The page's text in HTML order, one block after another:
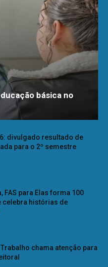
básica no
divulgado resultado de
para o 2º semestre
FAS para Elas forma 100
celebra histórias de
chama atenção para